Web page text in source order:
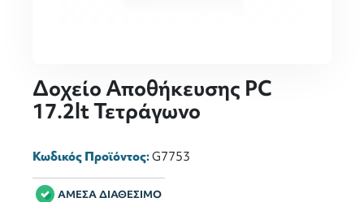
Δοχείο Αποθήκευσης PC
17.2lt Τετράγωνο
Κωδικός Προϊόντος:G7753
ΑΜΕΣΑ ΔΙΑΘΕΣΙΜΟ